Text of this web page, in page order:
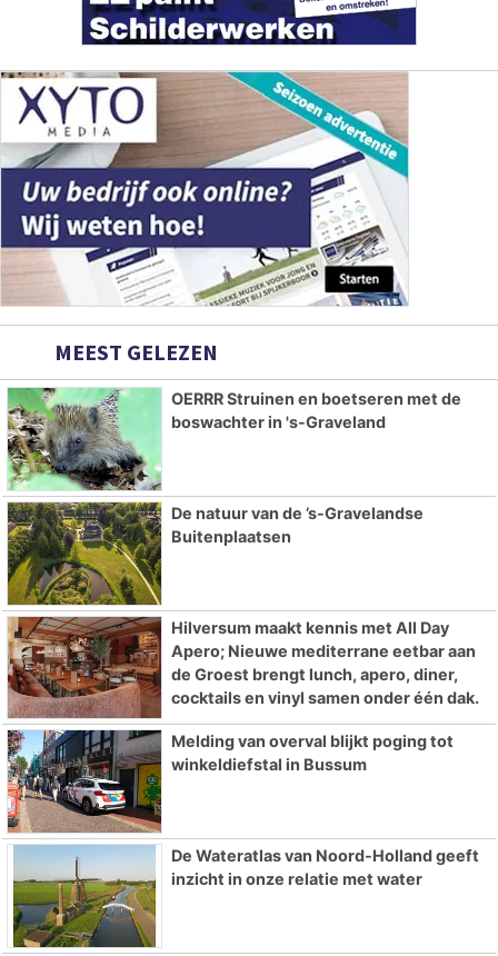
MEEST GELEZEN
OERRR Struinen en boetseren met de
boswachter in 's-Graveland
De natuur van de ’s-Gravelandse
Buitenplaatsen
Hilversum maakt kennis met All Day
Apero; Nieuwe mediterrane eetbar aan
de Groest brengt lunch, apero, diner,
cocktails en vinyl samen onder één dak.
Melding van overval blijkt poging tot
winkeldiefstal in Bussum
De Wateratlas van Noord-Holland geeft
inzicht in onze relatie met water